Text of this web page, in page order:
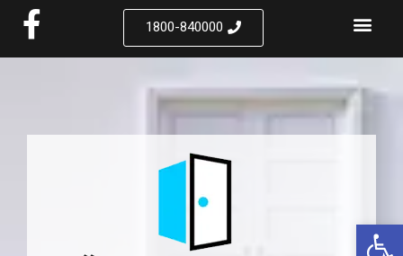
פתח סרגל נגישות
1800-840000